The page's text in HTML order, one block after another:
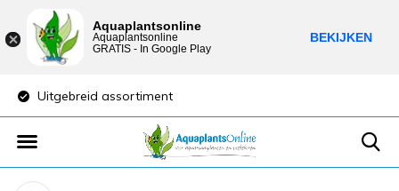
Uitgebreid assortiment
Aquaplantsonline
Aquaplantsonline
GRATIS - In Google Play
BEKIJKEN